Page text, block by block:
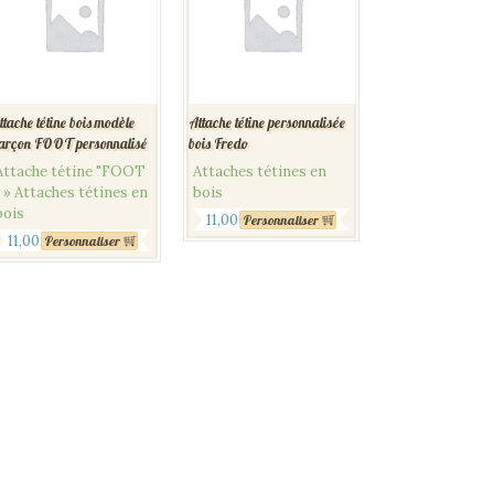
tétine bois modèle
FOOT personnalisé
tétine "FOOT
» Attaches tétines en
11,00 €
Personnaliser
Attache tétine personnalisée
bois Fredo
Attaches tétines en
bois
11,00 €
Personnaliser